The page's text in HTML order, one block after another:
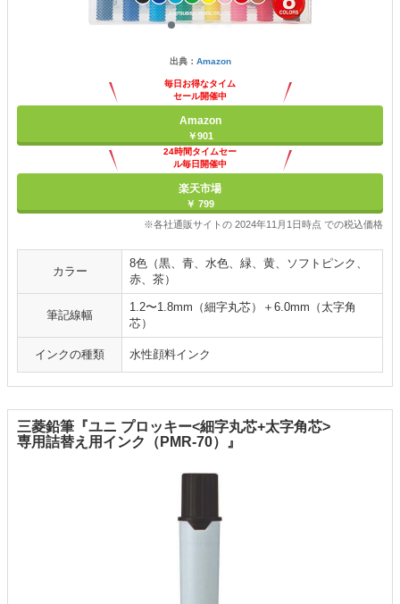
出典： Amazon
毎日お得なタイム
セール開催中
Amazon
￥901
24時間タイムセー
ル毎日開催中
楽天市場
￥ 799
※各社通販サイトの 2024年11月1日時点 での税込価格
カラー
8色（黒、青、水色、緑、黄、ソフトピンク、
赤、茶）
筆記線幅
1.2〜1.8mm（細字丸芯）＋6.0mm（太字角
芯）
インクの種類 水性顔料インク
三菱鉛筆『ユニ プロッキー<細字丸芯+太字角芯>
専用詰替え用インク（PMR-70）』